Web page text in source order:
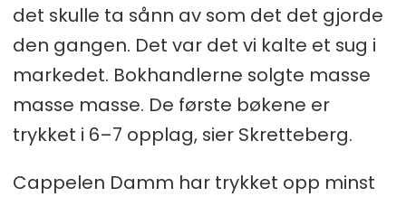
det skulle ta sånn av som det det gjorde
den gangen. Det var det vi kalte et sug i
markedet. Bokhandlerne solgte masse
masse masse. De første bøkene er
trykket i 6–7 opplag, sier Skretteberg.
Cappelen Damm har trykket opp minst